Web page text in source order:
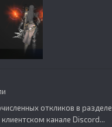
откликов в разделе
канале Discord...